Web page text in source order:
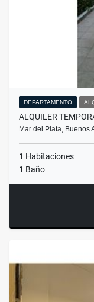
DEPARTAMENTO
ALQUILER
Mar del Plata, Buenos
1 Habitaciones
1 Baño